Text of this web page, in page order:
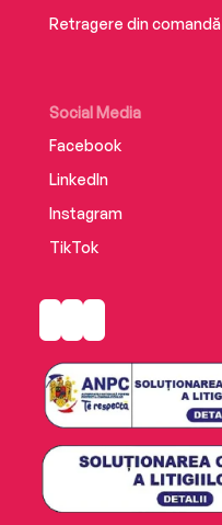
Retragere din comandă
Social Media
Facebook
LinkedIn
Instagram
TikTok